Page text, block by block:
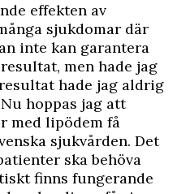
effekten av
sjukdomar där
inte kan garantera
men hade jag
hade jag aldrig
hoppas jag att
med lipödem få
sjukvården. Det
ska behöva
finns fungerande